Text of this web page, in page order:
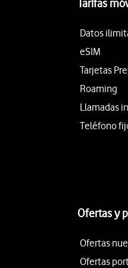
Tarifas
Datos
eSIM
Tarjetas
Roaming
Llamadas
Teléfono
Ofertas y
Ofertas
Ofertas